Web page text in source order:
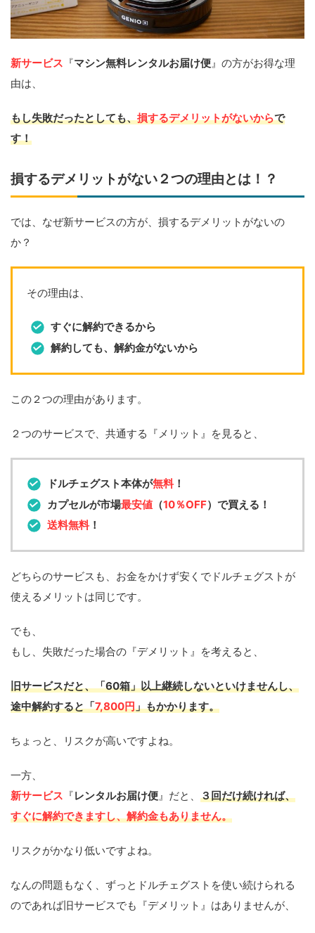
新サービス 『マシン無料レンタルお届け便 』の方がお得な理
由は、
もし失敗だったとしても、損するデメリットがないからで
す！
損するデメリットがない２つの理由とは！？
では、なぜ新サービスの方が、損するデメリットがないの
か？
その理由は、
すぐに解約できるから
解約しても、解約金がないから
この２つの理由があります。
２つのサービスで、共通する『メリット』を見ると、
ドルチェグスト本体が無料！
カプセルが市場最安値（10％OFF）で買える！
送料無料！
どちらのサービスも、お金をかけず安くでドルチェグストが
使えるメリットは同じです。
でも、
もし、失敗だった場合の『デメリット』を考えると、
旧サービスだと、「60箱」以上継続しないといけませんし、
途中解約すると「7,800円」もかかります。
ちょっと、リスクが高いですよね。
一方、
新サービス 『レンタルお届け便』だと、 ３回だけ続ければ、
すぐに解約できますし、解約金もありません。
リスクがかなり低いですよね。
なんの問題もなく、ずっとドルチェグストを使い続けられる
のであれば旧サービスでも『デメリット』はありませんが、